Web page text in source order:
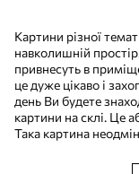
Картини різної
навколишній
привнесуть в
це дуже цікаво і
день Ви будете
картини на склі. Це
Така картина